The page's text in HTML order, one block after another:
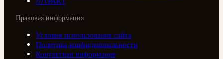
Правовая информация
Условия использования сайта
Политика конфиденциальности
Контактная информация